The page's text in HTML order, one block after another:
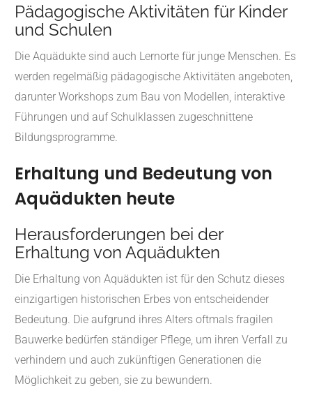
Pädagogische Aktivitäten für Kinder
und Schulen
Die Aquädukte sind auch Lernorte für junge Menschen. Es
werden regelmäßig pädagogische Aktivitäten angeboten,
darunter Workshops zum Bau von Modellen, interaktive
Führungen und auf Schulklassen zugeschnittene
Bildungsprogramme.
Erhaltung und Bedeutung von
Aquädukten heute
Herausforderungen bei der
Erhaltung von Aquädukten
Die Erhaltung von Aquädukten ist für den Schutz dieses
einzigartigen historischen Erbes von entscheidender
Bedeutung. Die aufgrund ihres Alters oftmals fragilen
Bauwerke bedürfen ständiger Pflege, um ihren Verfall zu
verhindern und auch zukünftigen Generationen die
Möglichkeit zu geben, sie zu bewundern.